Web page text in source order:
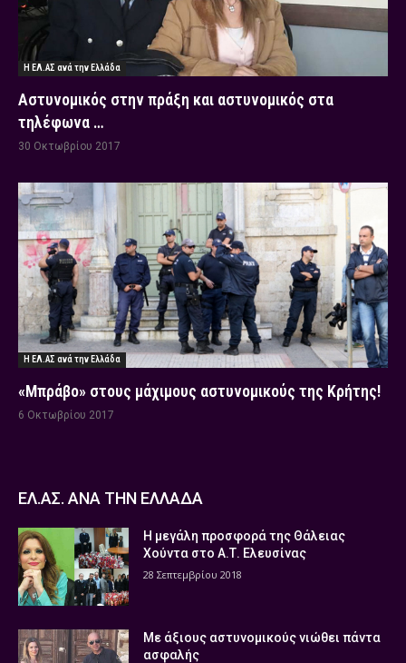
Η ΕΛ.ΑΣ ανά την Ελλάδα
Αστυνομικός στην πράξη και αστυνομικός στα
τηλέφωνα …
30 Οκτωβρίου 2017
Η ΕΛ.ΑΣ ανά την Ελλάδα
«Μπράβο» στους μάχιμους αστυνομικούς της Κρήτης!
6 Οκτωβρίου 2017
ΕΛ.ΑΣ. ΑΝΑ ΤΗΝ ΕΛΛΑΔΑ
Η μεγάλη προσφορά της Θάλειας
Χούντα στο Α.Τ. Ελευσίνας
28 Σεπτεμβρίου 2018
Με άξιους αστυνομικούς νιώθει πάντα
ασφαλής